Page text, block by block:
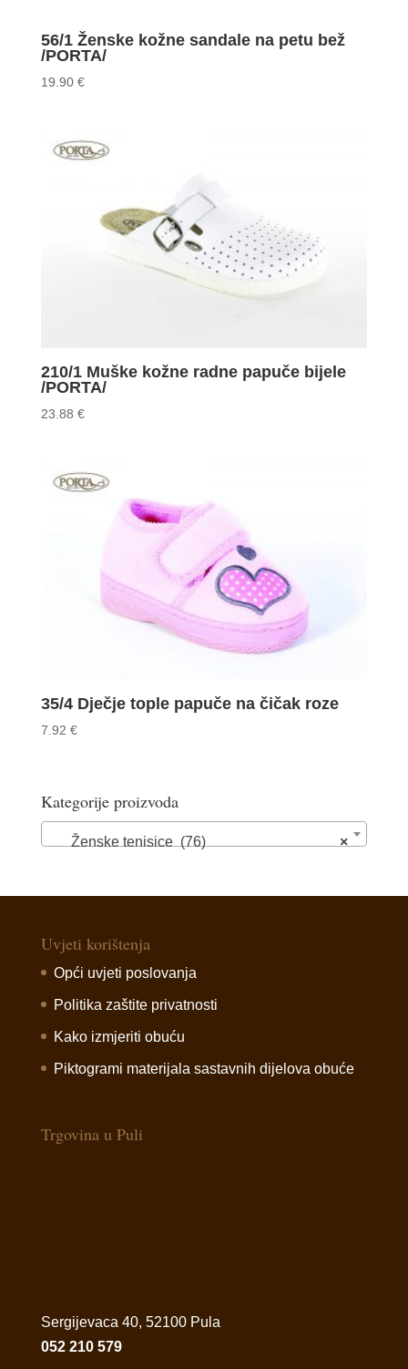
56/1 Ženske kožne sandale na petu bež
/PORTA/
19.90 €
210/1 Muške kožne radne papuče bijele
/PORTA/
23.88 €
35/4 Dječje tople papuče na čičak roze
7.92 €
Kategorije proizvoda
×
Ženske tenisice (76)
Uvjeti korištenja
Opći uvjeti poslovanja
Politika zaštite privatnosti
Kako izmjeriti obuću
Piktogrami materijala sastavnih dijelova obuće
Trgovina u Puli
Sergijevaca 40, 52100 Pula
052 210 579